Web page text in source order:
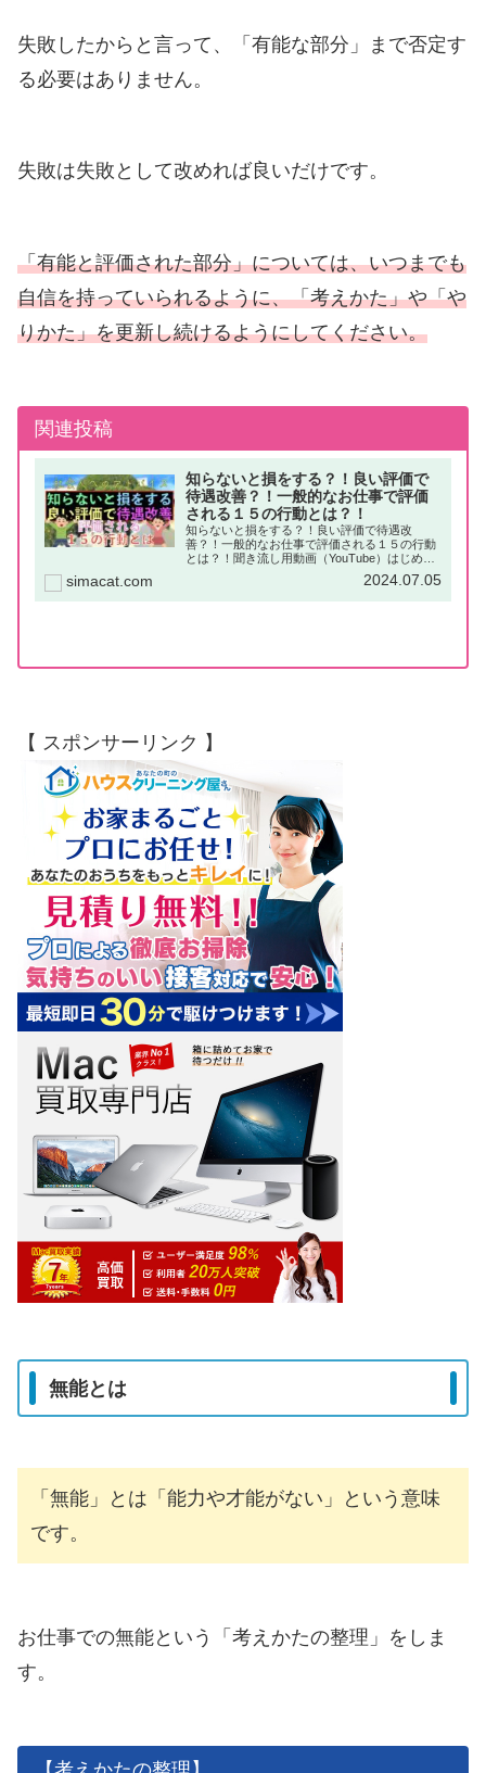
失敗したからと言って、「有能な部分」まで否定す
る必要はありません。
失敗は失敗として改めれば良いだけです。
「有能と評価された部分」については、いつまでも
自信を持っていられるように、「考えかた」や「や
りかた」を更新し続けるようにしてください。
関連投稿
知らないと損をする？！良い評価で
待遇改善？！一般的なお仕事で評価
される１５の行動とは？！
知らないと損をする？！良い評価で待遇改
善？！一般的なお仕事で評価される１５の行動
とは？！聞き流し用動画（YouTube）はじめに
「良い評価」は給与面やキャリアップなど、
「待遇の向上」に関係が深い存在です。よっ
て、お仕事をするならば、できるだ...
simacat.com 2024.07.05
【 スポンサーリンク 】
無能とは
「無能」とは「能力や才能がない」という意味
です。
お仕事での無能という「考えかたの整理」をしま
す。